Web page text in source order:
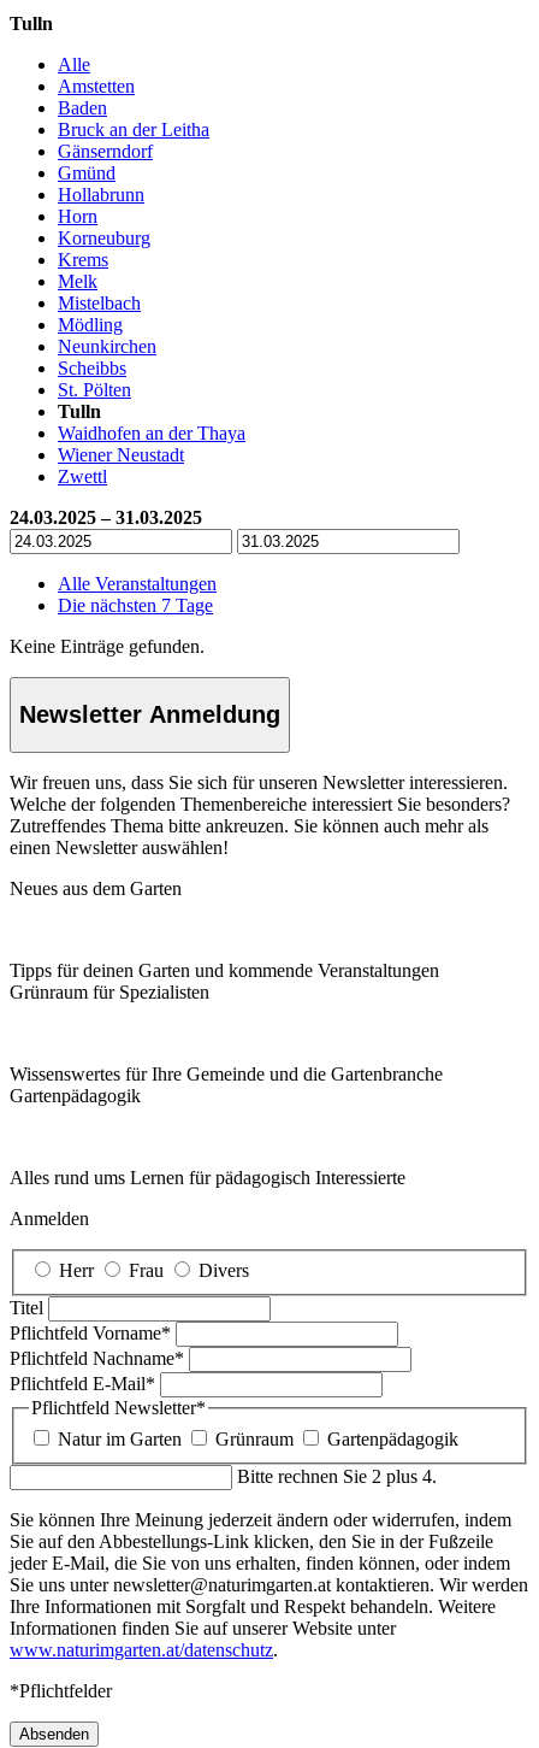
Tulln
Alle
Amstetten
Baden
Bruck an der Leitha
Gänserndorf
Gmünd
Hollabrunn
Horn
Korneuburg
Krems
Melk
Mistelbach
Mödling
Neunkirchen
Scheibbs
St. Pölten
Tulln
Waidhofen an der Thaya
Wiener Neustadt
Zwettl
24.03.2025 – 31.03.2025
Alle Veranstaltungen
Die nächsten 7 Tage
Keine Einträge gefunden.
Newsletter Anmeldung
Wir freuen uns, dass Sie sich für unseren Newsletter interessieren.
Welche der folgenden Themenbereiche interessiert Sie besonders?
Zutreffendes Thema bitte ankreuzen. Sie können auch mehr als
einen Newsletter auswählen!
Neues aus dem Garten
Tipps für deinen Garten und kommende Veranstaltungen
Grünraum für Spezialisten
Wissenswertes für Ihre Gemeinde und die Gartenbranche
Garten­pädagogik
Alles rund ums Lernen für pädagogisch Interessierte
Anmelden
Herr Frau
Divers
Titel
Pflichtfeld Vorname*
Pflichtfeld Nachname*
Pflichtfeld E-Mail*
Pflichtfeld Newsletter*
Natur im Garten
Grünraum
Gartenpädagogik
Bitte rechnen Sie 2 plus 4.
Sie können Ihre Meinung jederzeit ändern oder widerrufen, indem
Sie auf den Abbestellungs-Link klicken, den Sie in der Fußzeile
jeder E-Mail, die Sie von uns erhalten, finden können, oder indem
Sie uns unter newsletter@naturimgarten.at kontaktieren. Wir werden
Ihre Informationen mit Sorgfalt und Respekt behandeln. Weitere
Informationen finden Sie auf unserer Website unter
www.naturimgarten.at/datenschutz.
*Pflichtfelder
Absenden